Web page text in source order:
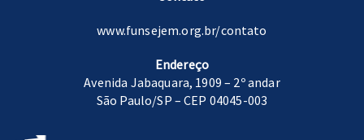
www.funsejem.org.br/contato
Endereço
Avenida Jabaquara, 1909 – 2º andar
São Paulo/SP – CEP 04045-003